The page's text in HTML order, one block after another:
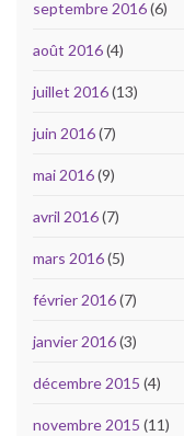
septembre 2016(6)
août 2016(4)
juillet 2016(13)
juin 2016(7)
mai 2016(9)
avril 2016(7)
mars 2016(5)
février 2016(7)
janvier 2016(3)
décembre 2015 (4)
novembre 2015 (11)